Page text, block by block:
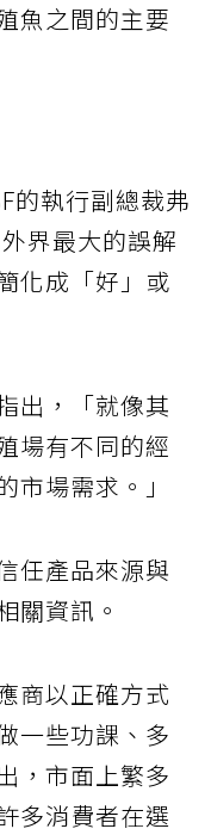
魚之間的主要
的執行副總裁弗
界最大的誤解
化成「好」或
出，「就像其
場有不同的經
場需求。」
任產品來源與
關資訊。
商以正確方式
一些功課、多
，市面上繁多
多消費者在選